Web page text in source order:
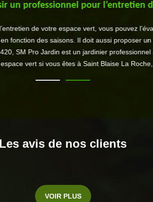
professionnel pour l’entretien de
de votre espace vert, vous pouvez
des saisons. Il doit aussi proposer un
SM Pro Jardin est un jardinier professionnel à
vert si vous êtes à Saint Blaise La Roche,
Les avis de nos clients
VOIR PLUS